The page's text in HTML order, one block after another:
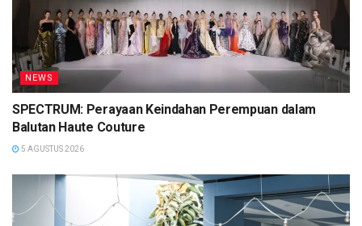
NEWS
SPECTRUM: Perayaan Keindahan Perempuan dalam
Balutan Haute Couture
5 AGUSTUS 2026